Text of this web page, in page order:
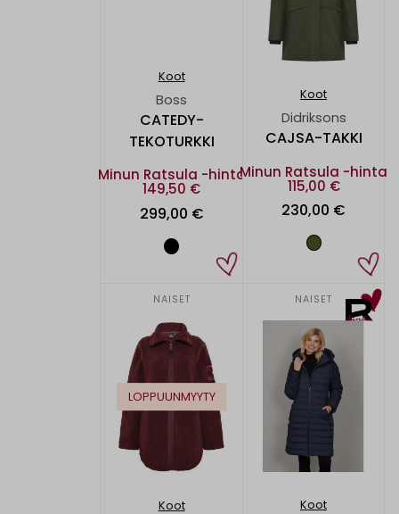
Koot
Boss
CATEDY-
TEKOTURKKI
Minun Ratsula -hinta
149,50 €
299,00 €
Koot
Didriksons
CAJSA-TAKKI
Minun Ratsula -hinta
115,00 €
230,00 €
NAISET
LOPPUUNMYYTY
Koot
NAISET
Koot